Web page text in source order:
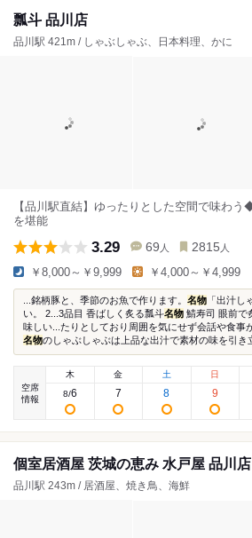
瓢斗 品川店
品川駅 421m / しゃぶしゃぶ、日本料理、かに
【品川駅直結】ゆったりとした空間で味わう
を堪能
3.29 69 人 2815 人
￥8,000～￥9,999 ￥4,000～￥4,999
...銘柄豚と、季節のお魚で作ります。 名物 「出汁し
い。 2...3品目 香ばしく炙る瓢斗名物 鯖寿司 眼前で
味しい...たりとしており周囲を気にせず会話や食事
名物のしゃぶしゃぶは上品な出汁で素材の味を引き
空席
情報
木
8/6
金
7
土
8
日
9
個室居酒屋 茨城の恵み 水戸屋 品川店
品川駅 243m / 居酒屋、焼き鳥、海鮮